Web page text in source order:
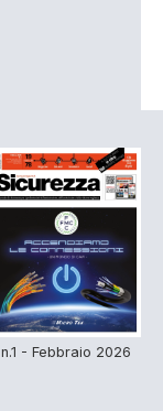
n.1 - Febbraio 2026